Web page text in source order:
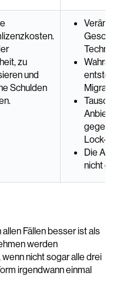
zu
und
Schulden
Tauscht
gegen
Lock-
Die
nicht
Fällen besser ist als
werden
nicht sogar alle drei
irgendwann einmal